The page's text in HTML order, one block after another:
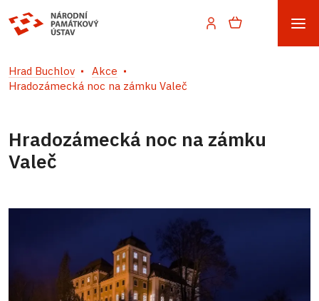
Hrad Buchlov
Akce
Hradozámecká noc na zámku Valeč
Hradozámecká noc na zámku
Valeč